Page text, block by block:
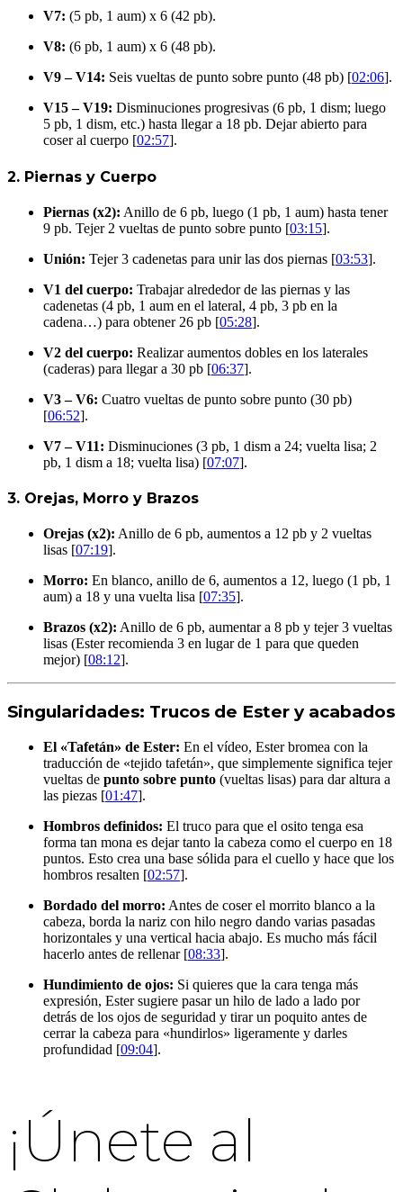
V7: (5 pb, 1 aum) x 6 (42 pb).
V8: (6 pb, 1 aum) x 6 (48 pb).
V9 – V14: Seis vueltas de punto sobre punto (48 pb) [02:06].
V15 – V19: Disminuciones progresivas (6 pb, 1 dism; luego
5 pb, 1 dism, etc.) hasta llegar a 18 pb. Dejar abierto para
coser al cuerpo [02:57].
2. Piernas y Cuerpo
Piernas (x2): Anillo de 6 pb, luego (1 pb, 1 aum) hasta tener
9 pb. Tejer 2 vueltas de punto sobre punto [03:15].
Unión: Tejer 3 cadenetas para unir las dos piernas [03:53].
V1 del cuerpo: Trabajar alrededor de las piernas y las
cadenetas (4 pb, 1 aum en el lateral, 4 pb, 3 pb en la
cadena…) para obtener 26 pb [05:28].
V2 del cuerpo: Realizar aumentos dobles en los laterales
(caderas) para llegar a 30 pb [06:37].
V3 – V6: Cuatro vueltas de punto sobre punto (30 pb)
[06:52].
V7 – V11: Disminuciones (3 pb, 1 dism a 24; vuelta lisa; 2
pb, 1 dism a 18; vuelta lisa) [07:07].
3. Orejas, Morro y Brazos
Orejas (x2): Anillo de 6 pb, aumentos a 12 pb y 2 vueltas
lisas [07:19].
Morro: En blanco, anillo de 6, aumentos a 12, luego (1 pb, 1
aum) a 18 y una vuelta lisa [07:35].
Brazos (x2): Anillo de 6 pb, aumentar a 8 pb y tejer 3 vueltas
lisas (Ester recomienda 3 en lugar de 1 para que queden
mejor) [08:12].
Singularidades: Trucos de Ester y acabados
El «Tafetán» de Ester: En el vídeo, Ester bromea con la
traducción de «tejido tafetán», que simplemente significa tejer
vueltas de punto sobre punto (vueltas lisas) para dar altura a
las piezas [01:47].
Hombros definidos: El truco para que el osito tenga esa
forma tan mona es dejar tanto la cabeza como el cuerpo en 18
puntos. Esto crea una base sólida para el cuello y hace que los
hombros resalten [02:57].
Bordado del morro: Antes de coser el morrito blanco a la
cabeza, borda la nariz con hilo negro dando varias pasadas
horizontales y una vertical hacia abajo. Es mucho más fácil
hacerlo antes de rellenar [08:33].
Hundimiento de ojos: Si quieres que la cara tenga más
expresión, Ester sugiere pasar un hilo de lado a lado por
detrás de los ojos de seguridad y tirar un poquito antes de
cerrar la cabeza para «hundirlos» ligeramente y darles
profundidad [09:04].
¡Únete al